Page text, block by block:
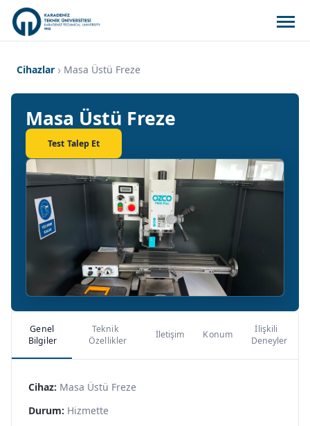
Cihazlar Masa Üstü Freze
Masa Üstü Freze
Test Talep Et
Genel
Bilgiler
Teknik
Özellikler
İletişim Konum
İlişkili
Deneyler
Cihaz: Masa Üstü Freze
Durum: Hizmette